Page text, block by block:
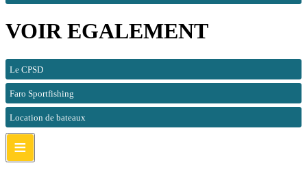
VOIR EGALEMENT
Le CPSD
Faro Sportfishing
Location de bateaux
≡